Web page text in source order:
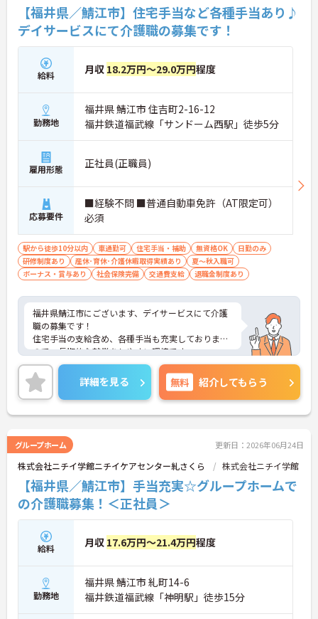
【福井県／鯖江市】住宅手当など各種手当あり♪
デイサービスにて介護職の募集です！
給料 月収 18.2万円～29.0万円程度
勤務地
福井県 鯖江市 住吉町2-16-12
福井鉄道福武線「サンドーム西駅」徒歩5分
雇用形態 正社員(正職員)
応募要件
■経験不問 ■普通自動車免許（AT限定可）
必須
駅から徒歩10分以内 車通勤可 住宅手当・補助 無資格OK
日勤のみ
研修制度あり
産休･育休･介護休暇取得実績あり
夏～秋入職可
ボーナス・賞与あり
社会保険完備 交通費支給 退職金制度あり
福井県鯖江市にございます、デイサービスにて介護
職の募集です！
住宅手当の支給含め、各種手当も充実しております
ので、長期的な就業をしやすい環境です。
ご興味のある方は、マイナビ介護職までお問い合わ
せください。詳細を見る 無料 紹介してもらう
グループホーム 更新日：2026年06月24日
株式会社ニチイ学館ニチイケアセンター糺さくら 株式会社ニチイ学館
【福井県／鯖江市】手当充実☆グループホームで
の介護職募集！＜正社員＞
給料 月収 17.6万円～21.4万円程度
勤務地
福井県 鯖江市 糺町14-6
福井鉄道福武線「神明駅」徒歩15分